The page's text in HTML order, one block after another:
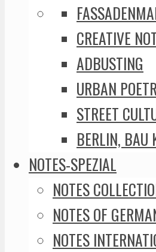
CREATIVE
ADBUSTING
URBAN
STREET
BERLIN, BAU
NOTES-SPEZIAL
NOTES
NOTES OF
NOTES